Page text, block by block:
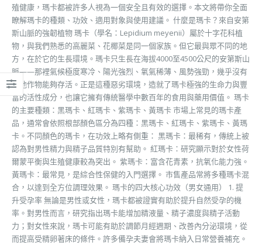
殖健康，瑪卡都被許多人視為一個安全且有效的選擇。本文將帶你全面
瞭解瑪卡的種類、功效、適用對象與使用建議。 什麼是瑪卡？來自安第
斯山脈的強韌植物 瑪卡（學名：Lepidium meyenii）屬於十字花科植
物，與我們熟悉的高麗菜、花椰菜是同一個家族。但它最與眾不同的地
方，在於它的生長環境。瑪卡只生長在海拔4000至4500公尺的安第斯山
脈——那裡氣候極度寒冷、陽光強烈、氧氣稀薄、風勢強勁，幾乎沒有
其他作物能夠存活。正是這種惡劣環境，造就了瑪卡極強的生命力與豐
富的活性成分，也讓它擁有傳統醫學中數百年的食用與藥用價值。 瑪卡
的主要種類：黑瑪卡、紅瑪卡、紫瑪卡、黃瑪卡 市場上常見的瑪卡產
品，通常會依照根部顏色區分為四種：黑瑪卡、紅瑪卡、紫瑪卡、黃瑪
卡。不同顏色的瑪卡，在功效上略有側重： 黑瑪卡：最稀有，傳統上被
認為對男性精力與精子品質特別有幫助。 紅瑪卡：研究顯示對於女性荷
爾蒙平衡與生殖健康較為突出。 紫瑪卡：富含花青素，抗氧化能力強。
黃瑪卡：最常見，是綜合性保健的入門選擇。 市售產品常將多種瑪卡混
合，以達到全方位調理效果。 瑪卡的四大核心功效（男女通用） 1. 提
升受孕率 無論是男性或女性，瑪卡都被證實有助於提升自然受孕的機
率。對男性而言，研究指出瑪卡能增加精液量、精子濃度與精子活動
力；對女性來說，瑪卡可能有助於調節月經週期、改善內分泌環境，從
而提高受精卵著床的條件。許多備孕夫妻會將瑪卡納入日常營養補充。